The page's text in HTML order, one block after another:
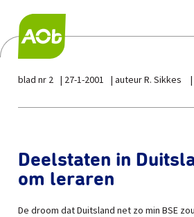
blad nr 2 27-1-2001 auteur R. Sikkes
Deelstaten in
om leraren
De droom dat Duitsland net zo min BSE